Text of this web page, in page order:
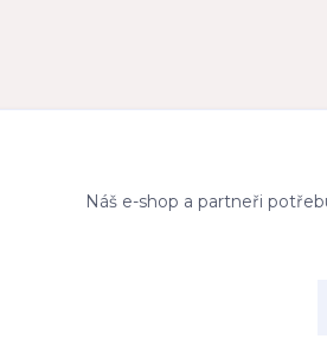
Náš e-shop a partneři